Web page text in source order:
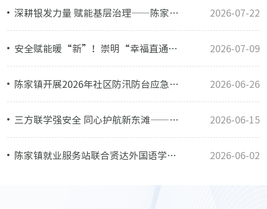
深耕银发力量 赋能基层治理——陈家镇扎实开展“乐治瀛洲·社区协理先锋行”系列工作 2026-07-22
安全赋能暖“新”！崇明“幸福直通车”首趟安康专列暖心启航！ 2026-07-09
陈家镇开展2026年社区防汛防台应急演练 2026-06-26
三方联学强安全 同心护航新东滩——开展安全生产月主题联学活动 2026-06-15
陈家镇就业服务站联合贤达外国语学院举办实习招聘会 2026-06-02